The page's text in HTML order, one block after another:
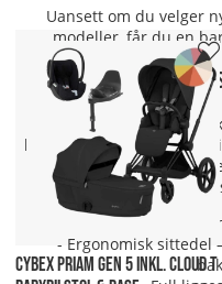
Uansett om du velger
modeller, får du en
Derfor velger
Cybex Priam er
brukervennlighet og
som gjør hverdagen
- Enkel
- Ergonomisk sittedel
CYBEX PRIAM GEN 5 INKL. CLOUD T